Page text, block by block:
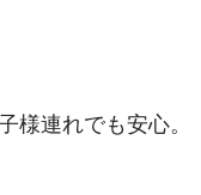
様連れでも安心。